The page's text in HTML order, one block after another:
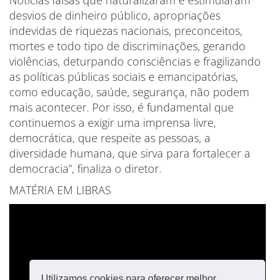
desvios de dinheiro público, apropriações
indevidas de riquezas nacionais, preconceitos,
mortes e todo tipo de discriminações, gerando
violências, deturpando consciências e fragilizando
as políticas públicas sociais e emancipatórias,
como educação, saúde, segurança, não podem
mais acontecer. Por isso, é fundamental que
continuemos a exigir uma imprensa livre,
democrática, que respeite as pessoas, a
diversidade humana, que sirva para fortalecer a
democracia”, finaliza o diretor.
MATÉRIA EM LIBRAS